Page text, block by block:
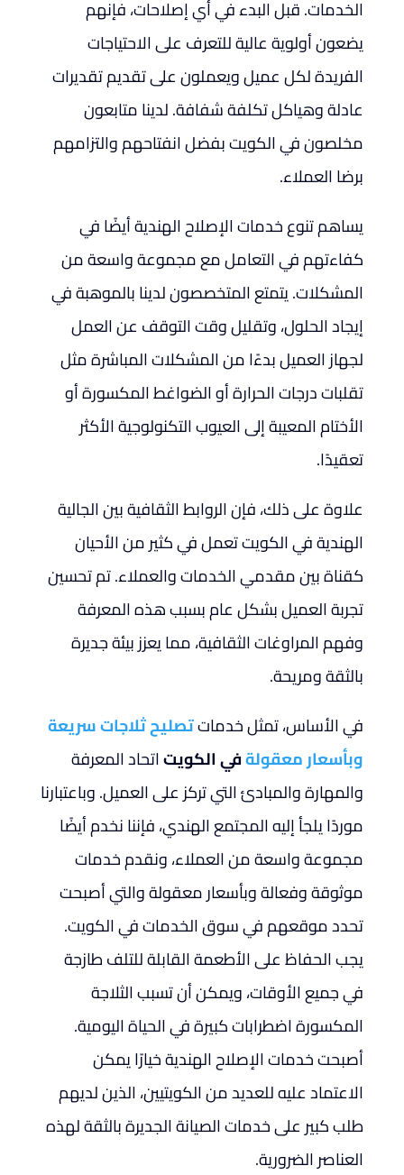
الخدمات. قبل البدء في أي إصلاحات، فإنهم
يضعون أولوية عالية للتعرف على الاحتياجات
الفريدة لكل عميل ويعملون على تقديم تقديرات
عادلة وهياكل تكلفة شفافة. لدينا متابعون
مخلصون في الكويت بفضل انفتاحهم والتزامهم
برضا العملاء.
يساهم تنوع خدمات الإصلاح الهندية أيضًا في
كفاءتهم في التعامل مع مجموعة واسعة من
المشكلات. يتمتع المتخصصون لدينا بالموهبة في
إيجاد الحلول، وتقليل وقت التوقف عن العمل
لجهاز العميل بدءًا من المشكلات المباشرة مثل
تقلبات درجات الحرارة أو الضواغط المكسورة أو
الأختام المعيبة إلى العيوب التكنولوجية الأكثر
تعقيدًا.
علاوة على ذلك، فإن الروابط الثقافية بين الجالية
الهندية في الكويت تعمل في كثير من الأحيان
كقناة بين مقدمي الخدمات والعملاء. تم تحسين
تجربة العميل بشكل عام بسبب هذه المعرفة
وفهم المراوغات الثقافية، مما يعزز بيئة جديرة
بالثقة ومريحة.
في الأساس، تمثل خدماتتصليح ثلاجات سريعة
وبأسعار معقولةفي الكويتاتحاد المعرفة
والمهارة والمبادئ التي تركز على العميل. وباعتبارنا
موردًا يلجأ إليه المجتمع الهندي، فإننا نخدم أيضًا
مجموعة واسعة من العملاء، ونقدم خدمات
موثوقة وفعالة وبأسعار معقولة والتي أصبحت
تحدد موقعهم في سوق الخدمات في الكويت.
يجب الحفاظ على الأطعمة القابلة للتلف طازجة
في جميع الأوقات، ويمكن أن تسبب الثلاجة
المكسورة اضطرابات كبيرة في الحياة اليومية.
أصبحت خدمات الإصلاح الهندية خيارًا يمكن
الاعتماد عليه للعديد من الكويتيين، الذين لديهم
طلب كبير على خدمات الصيانة الجديرة بالثقة لهذه
العناصر الضرورية.